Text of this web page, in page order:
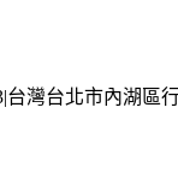
|台灣台北市內湖區